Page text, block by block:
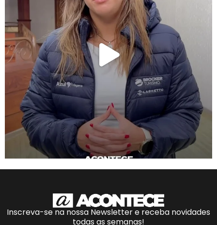
Inscreva-se na nossa Newsletter e receba novidades
todas as semanas!